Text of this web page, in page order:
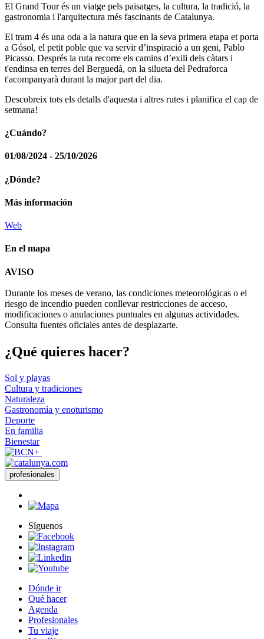
El Grand Tour és un viatge pels paisatges, la cultura, la tradició, la
gastronomia i l'arquitectura més fascinants de Catalunya.
El tram 4 és una oda a la natura que en la seva primera etapa et porta
a Gósol, el petit poble que va servir d’inspiració a un geni, Pablo
Picasso. Després la ruta recorre els camins d’exili dels càtars i
t'endinsa en terres del Berguedà, on la silueta del Pedraforca
t'acompanyarà durant la major part del dia.
Descobreix tots els detalls d'aquesta i altres rutes i planifica el cap de
setmana!
¿Cuándo?
01/08/2024 - 25/10/2026
¿Dónde?
Más información
Web
En el mapa
−
AVISO
Durante los meses de verano, las condiciones meteorológicas o el
riesgo de incendio pueden conllevar restricciones de acceso,
modificaciones o anulaciones puntuales en algunas actividades.
Consulta fuentes oficiales antes de desplazarte.
¿Qué quieres hacer?
Sol y playas
Cultura y tradiciones
Naturaleza
Gastronomía y enoturismo
Deporte
En familia
Bienestar
profesionales
Síguenos
Dónde ir
Qué hacer
Agenda
Profesionales
Tu viaje